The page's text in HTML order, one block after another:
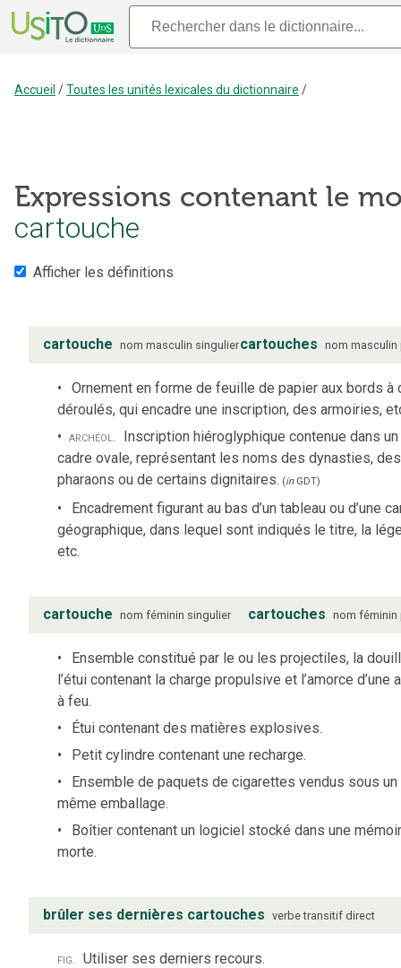
Accueil /Toutes les unités lexicales du dictionnaire /
Expressions contenant le
cartouche
Afficher les définitions
cartouche nom masculin singuliercartouches nom masculin
Ornement en forme de feuille de papier aux bords à
déroulés, qui encadre une inscription, des armoiries,
archéol. Inscription hiéroglyphique contenue dans un
cadre ovale, représentant les noms des dynasties, des
pharaons ou de certains dignitaires. (inGDT)
Encadrement figurant au bas d’un tableau ou d’une
géographique, dans lequel sont indiqués le titre, la
etc.
cartouche nom féminin singulier cartouches nom féminin
Ensemble constitué par le ou les projectiles, la
l’étui contenant la charge propulsive et l’amorce d’une
à feu.
Étui contenant des matières explosives.
Petit cylindre contenant une recharge.
Ensemble de paquets de cigarettes vendus sous un
même emballage.
Boîtier contenant un logiciel stocké dans une
morte.
brûler ses dernières cartouches verbe transitif direct
fig. Utiliser ses derniers recours.